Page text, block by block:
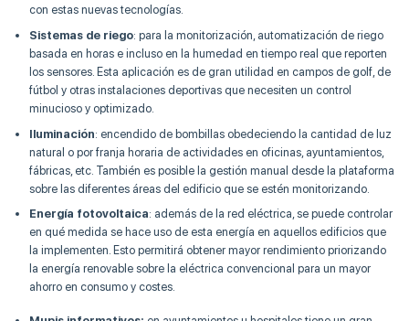
con estas nuevas tecnologías.
Sistemas de riego: para la monitorización, automatización de riego
basada en horas e incluso en la humedad en tiempo real que reporten
los sensores. Esta aplicación es de gran utilidad en campos de golf, de
fútbol y otras instalaciones deportivas que necesiten un control
minucioso y optimizado.
Iluminación: encendido de bombillas obedeciendo la cantidad de luz
natural o por franja horaria de actividades en oficinas, ayuntamientos,
fábricas, etc. También es posible la gestión manual desde la plataforma
sobre las diferentes áreas del edificio que se estén monitorizando.
Energía fotovoltaica: además de la red eléctrica, se puede controlar
en qué medida se hace uso de esta energía en aquellos edificios que
la implementen. Esto permitirá obtener mayor rendimiento priorizando
la energía renovable sobre la eléctrica convencional para un mayor
ahorro en consumo y costes.